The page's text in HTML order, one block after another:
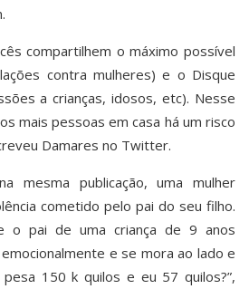
compartilhem o máximo possível
contra mulheres) e o Disque
a crianças, idosos, etc). Nesse
mais pessoas em casa há um risco
Damares no Twitter.
mesma publicação, uma mulher
cometido pelo pai do seu filho.
o pai de uma criança de 9 anos
e se mora ao lado e
150 k quilos e eu 57 quilos?”,